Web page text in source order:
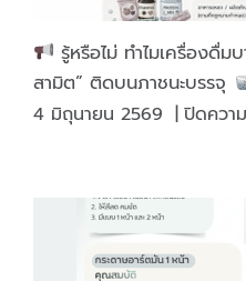
รู้หรือไม่ ทำไมเครื่องดื่
สามิต” ติดบนภาชนะบรรจุ
4 มิถุนายน 2569 | ปิดควา